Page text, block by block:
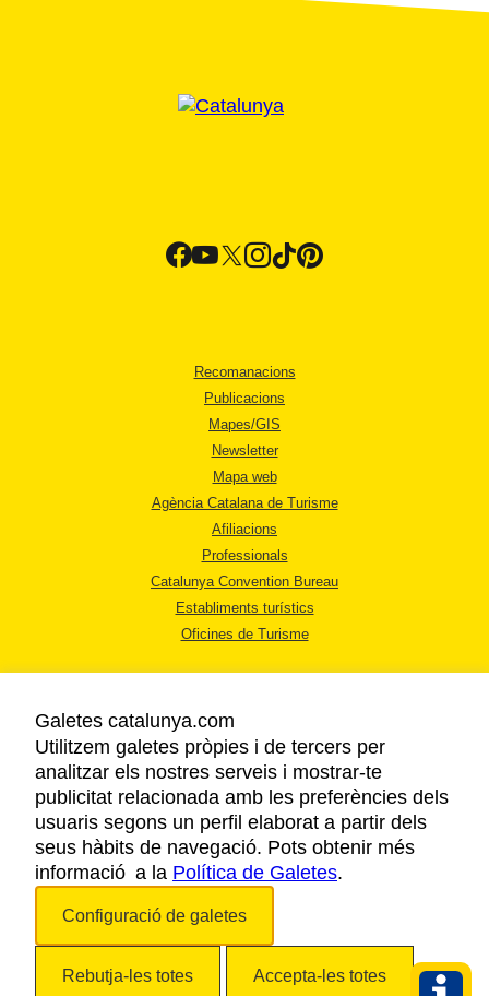
Recomanacions
Publicacions
Mapes/GIS
Newsletter
Mapa web
Agència Catalana de Turisme
Afiliacions
Professionals
Catalunya Convention Bureau
Establiments turístics
Oficines de Turisme
AVÍS LEGAL
POLÍTICA DE PRIVACITAT
COOKIES
ACCESSIBILITAT
Galetes catalunya.com
Utilitzem galetes pròpies i de tercers per
analitzar els nostres serveis i mostrar-te
publicitat relacionada amb les preferències dels
usuaris segons un perfil elaborat a partir dels
seus hàbits de navegació. Pots obtenir més
informació a la Política de Galetes.
Configuració de galetes
Rebutja-les totes Accepta-les totes